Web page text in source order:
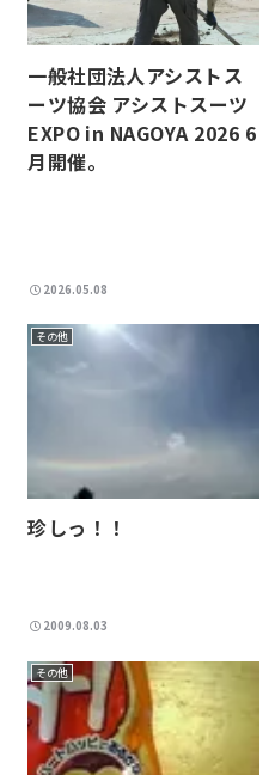
一般社団法人アシストス
ーツ協会 アシストスーツ
EXPO in NAGOYA 2026 6
月開催。
2026.05.08
その他
珍しっ！！
2009.08.03
その他